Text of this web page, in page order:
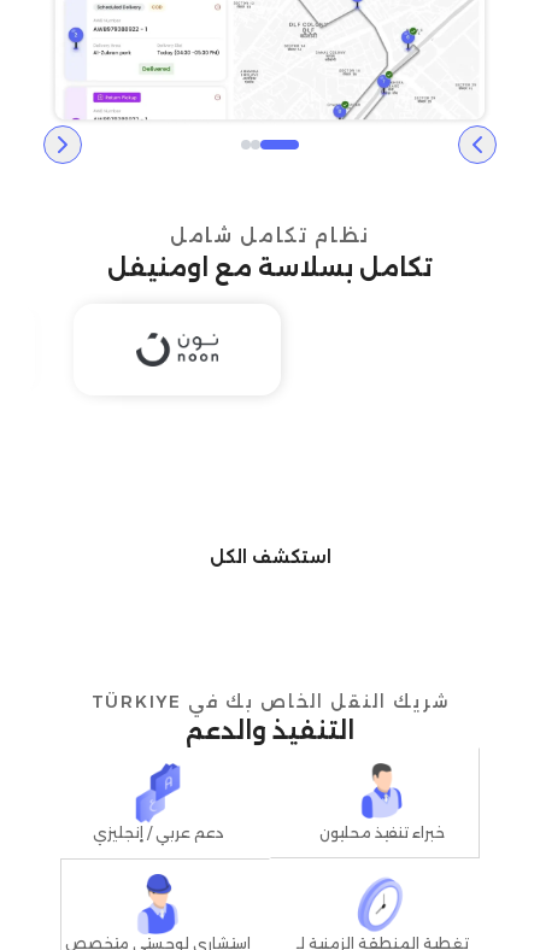
نظام تكامل شامل
تكامل بسلاسة مع اومنيفل
استكشف الكل
شريك النقل الخاص بك في TÜRKIYE
التنفيذ والدعم
خبراء تنفيذ محليون دعم عربي / إنجليزي
تغطية المنطقة الزمنية لـ استشاري لوجستي متخصص